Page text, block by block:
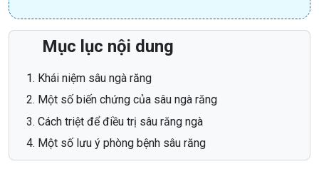
Mục lục nội dung
Khái niệm sâu ngà răng
Một số biến chứng của sâu ngà răng
Cách triệt để điều trị sâu răng ngà
Một số lưu ý phòng bệnh sâu răng